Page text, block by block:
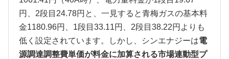
円、2段目24.78円と、一見すると青梅ガスの基本料
金1180.96円、1段目33.11円、2段目38.22円よりも
低く設定されています。しかし、シンエナジーは電
源調達調整費単価が料金に加算される市場連動型プ